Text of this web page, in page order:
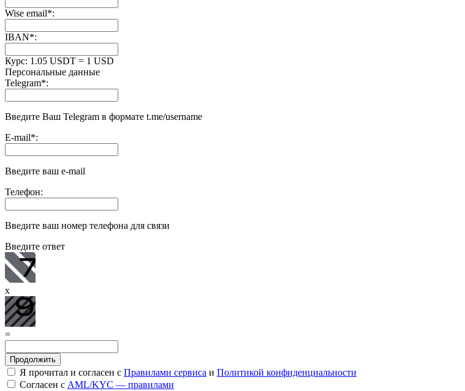
Wise email*:
IBAN*:
Курс: 1.05 USDT = 1 USD
Персональные данные
Telegram*:
Введите Ваш Telegram в формате t.me/username
E-mail*:
Введите ваш e-mail
Телефон:
Введите ваш номер телефона для связи
Введите ответ
x
=
Я прочитал и согласен с Правилами сервиса и Политикой конфиденциальности
Согласен с AML/KYC — правилами